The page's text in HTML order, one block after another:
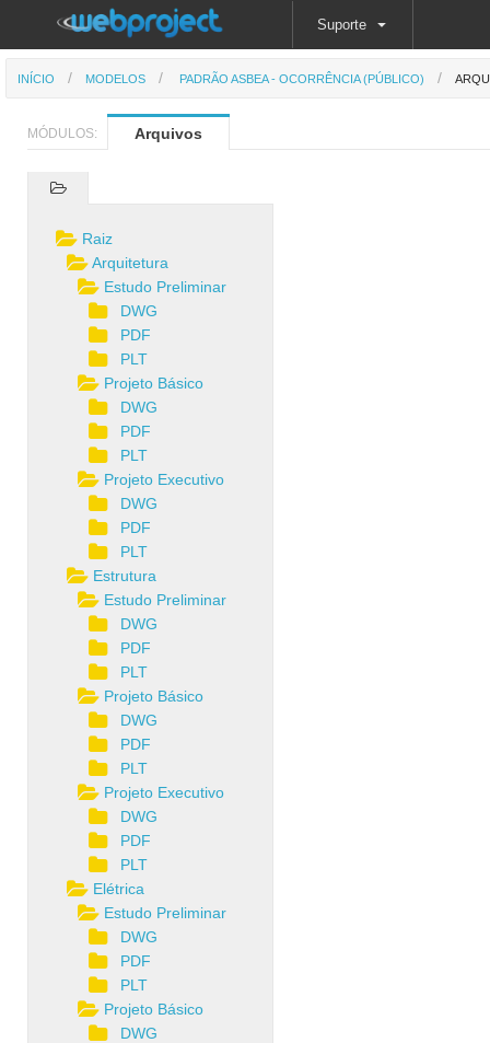
Suporte
INÍCIO MODELOS PADRÃO ASBEA - OCORRÊNCIA (PÚBLICO)
MÓDULOS: Arquivos
Raiz
Arquitetura
Estudo Preliminar
DWG
PDF
PLT
Projeto Básico
DWG
PDF
PLT
Projeto Executivo
DWG
PDF
PLT
Estrutura
Estudo Preliminar
DWG
PDF
PLT
Projeto Básico
DWG
PDF
PLT
Projeto Executivo
DWG
PDF
PLT
Elétrica
Estudo Preliminar
DWG
PDF
PLT
Projeto Básico
DWG